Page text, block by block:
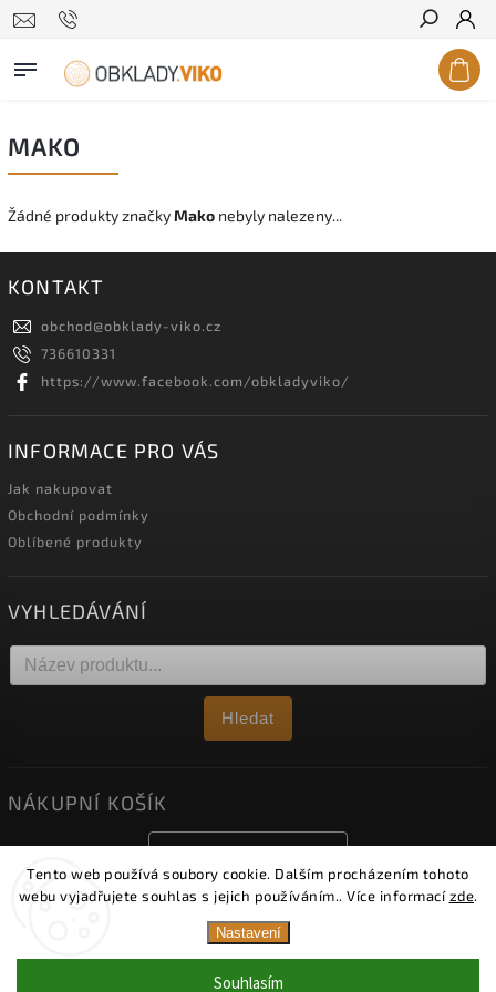
Tento web používá soubory cookie. Dalším procházením tohoto
webu vyjadřujete souhlas s jejich používáním.. Více informacízde.
Nastavení
Souhlasím
Upozornění: Od 1. 8. 2026 je naše vzorková prodejna
Hledat
MAKO
Žádné produkty značkyMako nebyly nalezeny...
KONTAKT
obchod@obklady-viko.cz
736610331
https://www.facebook.com/obkladyviko/
INFORMACE PRO VÁS
Jak nakupovat
Obchodní podmínky
Oblíbené produkty
VYHLEDÁVÁNÍ
Hledat
NÁKUPNÍ KOŠÍK
Obklady Viko. Všechna práva vyhrazena.